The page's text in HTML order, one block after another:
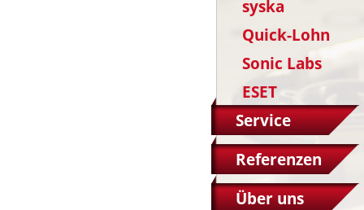
syska
Quick-Lohn
Sonic Labs
ESET
Service
Referenzen
Über uns